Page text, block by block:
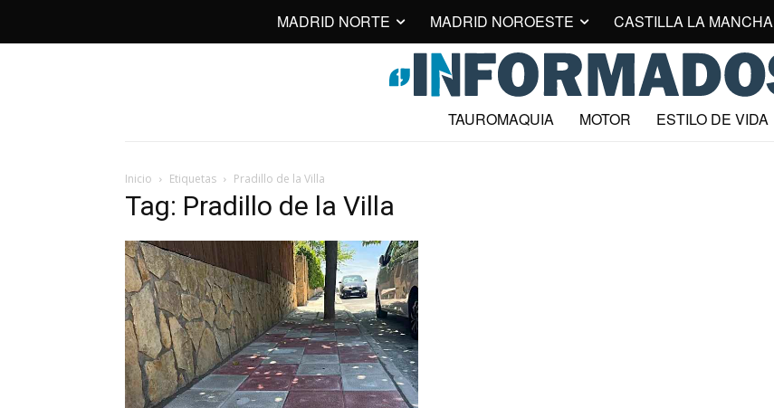
MADRID NORTE MADRID NOROESTE CASTILLA LA MANCHA
TAUROMAQUIA MOTOR ESTILO DE VIDA
Inicio Etiquetas Pradillo de la Villa
Tag: Pradillo de la Villa